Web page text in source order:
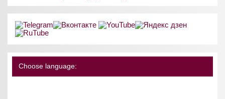
Choose language: